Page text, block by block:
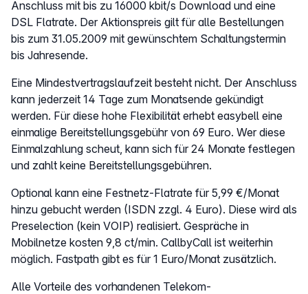
Anschluss mit bis zu 16000 kbit/s Download und eine
DSL Flatrate. Der Aktionspreis gilt für alle Bestellungen
bis zum 31.05.2009 mit gewünschtem Schaltungstermin
bis Jahresende.
Eine Mindestvertragslaufzeit besteht nicht. Der Anschluss
kann jederzeit 14 Tage zum Monatsende gekündigt
werden. Für diese hohe Flexibilität erhebt easybell eine
einmalige Bereitstellungsgebühr von 69 Euro. Wer diese
Einmalzahlung scheut, kann sich für 24 Monate festlegen
und zahlt keine Bereitstellungsgebühren.
Optional kann eine Festnetz-Flatrate für 5,99 €/Monat
hinzu gebucht werden (ISDN zzgl. 4 Euro). Diese wird als
Preselection (kein VOIP) realisiert. Gespräche in
Mobilnetze kosten 9,8 ct/min. CallbyCall ist weiterhin
möglich. Fastpath gibt es für 1 Euro/Monat zusätzlich.
Alle Vorteile des vorhandenen Telekom-